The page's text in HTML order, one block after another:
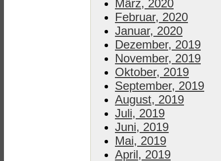
März, 2020
Februar, 2020
Januar, 2020
Dezember, 2019
November, 2019
Oktober, 2019
September, 2019
August, 2019
Juli, 2019
Juni, 2019
Mai, 2019
April, 2019